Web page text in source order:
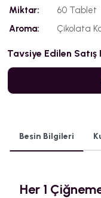
Miktar:
60 Tablet
Aroma:
Çikolata
Tavsiye Edilen Satış
Besin Bilgileri
Her 1